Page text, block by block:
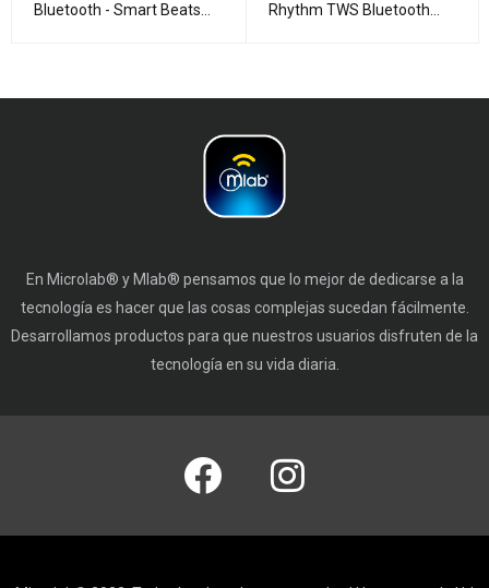
Bluetooth - Smart Beats
Rhythm TWS Bluetooth
En Microlab® y Mlab® pensamos que lo mejor de dedicarse a la
tecnología es hacer que las cosas complejas sucedan fácilmente.
Desarrollamos productos para que nuestros usuarios disfruten de la
tecnología en su vida diaria.